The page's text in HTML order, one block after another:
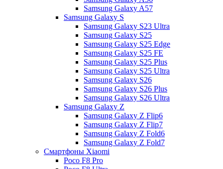
Samsung Galaxy A57
Samsung Galaxy S
Samsung Galaxy S23 Ultra
Samsung Galaxy S25
Samsung Galaxy S25 Edge
Samsung Galaxy S25 FE
Samsung Galaxy S25 Plus
Samsung Galaxy S25 Ultra
Samsung Galaxy S26
Samsung Galaxy S26 Plus
Samsung Galaxy S26 Ultra
Samsung Galaxy Z
Samsung Galaxy Z Flip6
Samsung Galaxy Z Flip7
Samsung Galaxy Z Fold6
Samsung Galaxy Z Fold7
Смартфоны Xiaomi
Poco F8 Pro